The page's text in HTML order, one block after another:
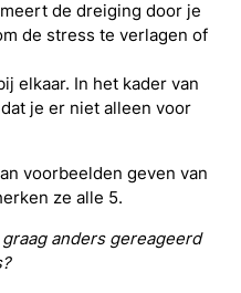
de dreiging door je
de stress te verlagen of
elkaar. In het kader van
je er niet alleen voor
voorbeelden geven van
ze alle 5.
anders gereageerd